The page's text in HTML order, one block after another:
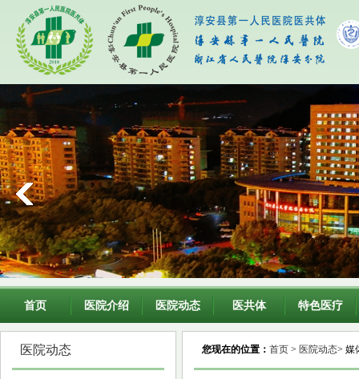
首页 医院介绍 医院动态 医共体 特色医疗
医院动态 您现在的位置： 首页 > 医院动态> 媒